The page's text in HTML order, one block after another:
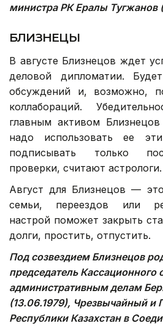
министра РК Ералы Тугжанов
БЛИЗНЕЦЫ
В августе Близнецов ждет
деловой дипломатии.
обсуждений и, возможно,
коллабораций.
главным активом
надо использовать ее
подписывать только
проверки, считают астрологи.
Август для Близнецов —
семьи, переездов или
настрой поможет закрыть
долги, простить, отпустить.
Под созвездием Близнецов
председатель Кассационного
административным делам
(13.06.1979), Чрезвычайный
Республики Казахстан в